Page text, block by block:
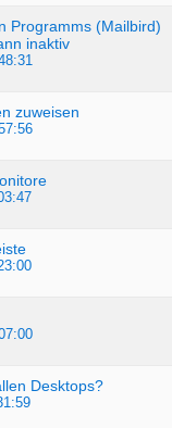
Programms (Mailbird)
inaktiv
zuweisen
Desktops?